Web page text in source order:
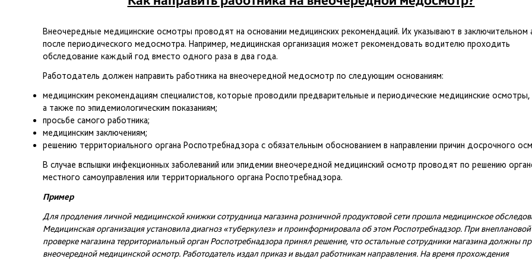
Внеочередные медицинские осмотры проводят на основании медицинских рекомендаций. Их указывают в заключительном
после периодического медосмотра. Например, медицинская организация может рекомендовать водителю проходить
обследование каждый год вместо одного раза в два года.
Работодатель должен направить работника на внеочередной медосмотр по следующим основаниям:
медицинским рекомендациям специалистов, которые проводили предварительные и периодические медицинские осмотры,
а также по эпидемиологическим показаниям;
просьбе самого работника;
медицинским заключениям;
решению территориального органа Роспотребнадзора с обязательным обоснованием в направлении причин досрочного
В случае вспышки инфекционных заболеваний или эпидемии внеочередной медицинский осмотр проводят по решению
местного самоуправления или территориального органа Роспотребнадзора.
Пример
Для продления личной медицинской книжки сотрудница магазина розничной продуктовой сети прошла медицинское
Медицинская организация установила диагноз «туберкулез» и проинформировала об этом Роспотребнадзор. При внеплановой
проверке магазина территориальный орган Роспотребнадзора принял решение, что остальные сотрудники магазина должны
внеочередной медицинской осмотр. Работодатель издал приказ и выдал работникам направления. На время прохождения